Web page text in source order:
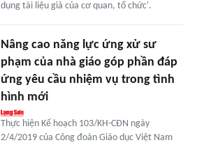
dụng tài liệu giả của cơ quan, tổ chức'.
Nâng cao năng lực ứng xử sư
phạm của nhà giáo góp phần đáp
ứng yêu cầu nhiệm vụ trong tình
hình mới
Thực hiện Kế hoạch 103/KH-CĐN ngày
2/4/2019 của Công đoàn Giáo dục Việt Nam